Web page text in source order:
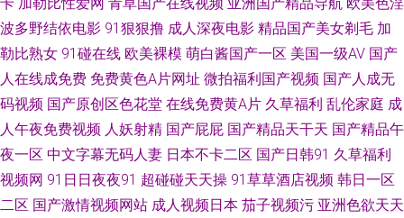
利导航 中文字幕内射 97色偷偷超踫 成人曰B免费视频 欧美日韩aa 色婷婷五
月中出 一道本大香蕉 91狼友网操操 97日韩色情 超碰97人妻人人 国产呦系
列706 美女91 日韩操逼片 五月天啪啪啪啪 亚洲性小说网 91网页入口免费 超
碰69 国产成人黄色在线 狠狠天天干 蜜桃嫩草91 日韩美淫社 五月婷婷色色网
波多野结依电影 91狠狠撸 成人深夜电影 精品国产美女剃毛 加
勒比熟女 91碰在线 欧美裸模 萌白酱国产一区 美国一级AV 国产
人在线成免费 免费黄色A片网址 微拍福利国产视频 国产人成无
码视频 国产原创区色花堂 在线免费黄A片 久草福利 乱伦家庭 成
人午夜免费视频 人妖射精 国产屁屁 国产精品天干天 国产精品午
夜一区 中文字幕无码人妻 日本不卡二区 国产日韩91 久草福利
视频网 91日日夜夜91 超碰碰天天操 91草草酒店视频 韩日一区
二区 国产激情视频网站 成人视频日本 茄子视频污 亚洲色欲天天